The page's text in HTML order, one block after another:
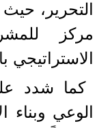
التحرير،
مركز
الاستراتيجي
كما شدد
الوعي وبناء